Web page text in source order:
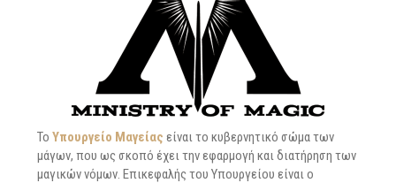
Το Υπουργείο Μαγείας είναι το κυβερνητικό σώμα των
μάγων, που ως σκοπό έχει την εφαρμογή και διατήρηση των
μαγικών νόμων. Επικεφαλής του Υπουργείου είναι ο